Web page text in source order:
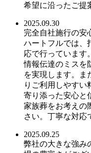
希望に沿ったご提
2025.09.30
完全自社施行の安
ハートフルでは、
応で行っています
情報伝達のミスを
を実現します。ま
りご利用しやすい
寄り添った安心と
家族葬をお考えの
さい。丁寧な対応
2025.09.25
弊社の大きな強み